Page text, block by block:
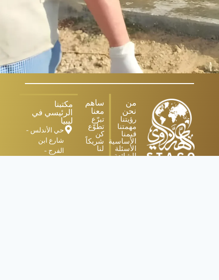
من
نحن
رؤيتنا
مهمتنا
قيمنا
الأساسية
الأسئلة
الشائعة
ساهم
معنا
تبرّع
تطوّع
كن
شريكاً
لنا
مكتبنا
الرئيسي في
ليبيا
حي الأندلس -
شارع ابن
الفرج -